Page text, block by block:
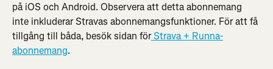
på iOS och Android. Observera att detta abonnemang
inte inkluderar Stravas abonnemangsfunktioner. För att få
tillgång till båda, besök sidan för Strava + Runna-
abonnemang.